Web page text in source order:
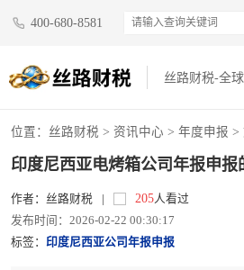
400-680-8581
丝路财税-全
位置： 丝路财税 > 资讯中心 > 年度申报 >
印度尼西亚电烤箱公司年报申报
作者：丝路财税 205人看过
发布时间：2026-02-22 00:30:17
标签： 印度尼西亚公司年报申报